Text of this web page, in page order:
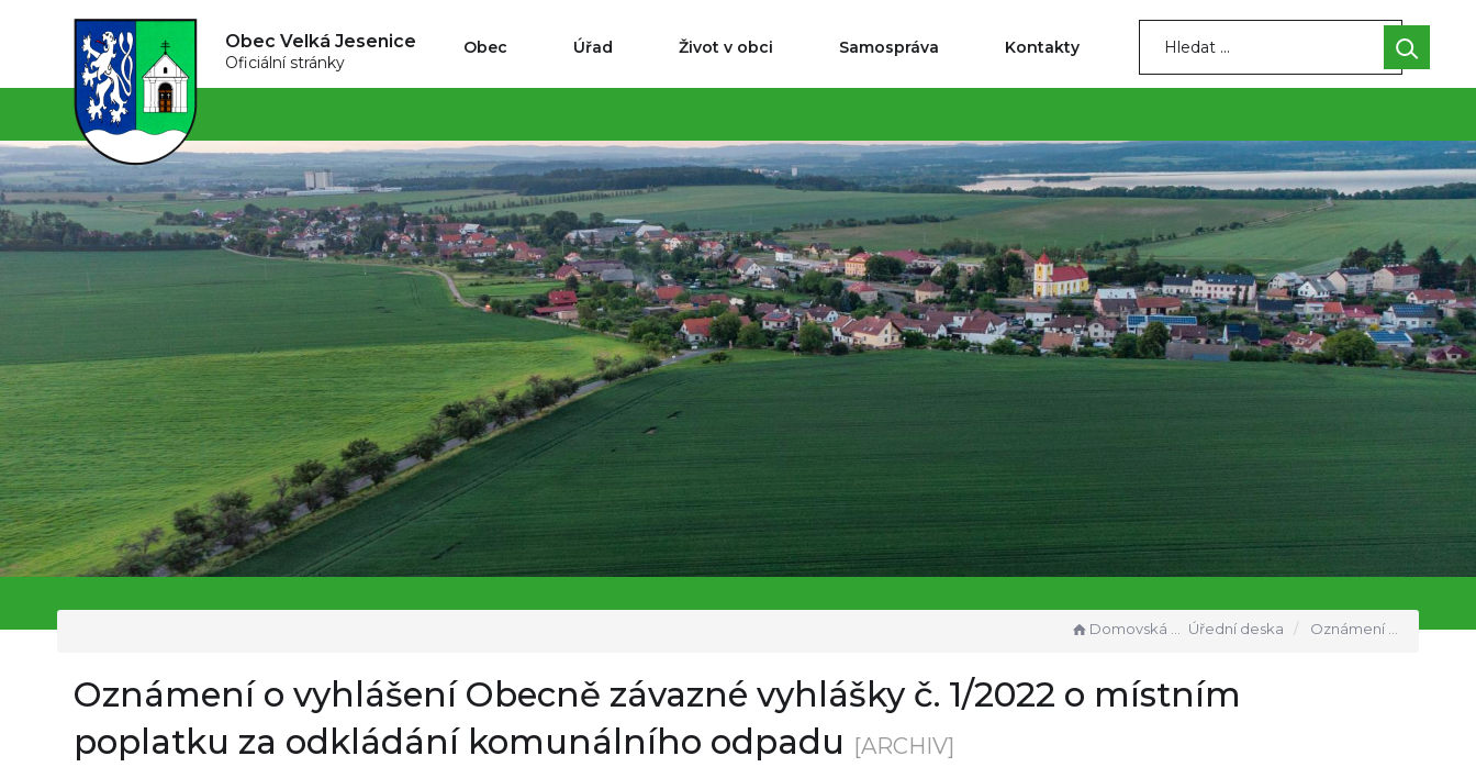
Obec Velká Jesenice
Oficiální stránky
Obec Úřad Život v obci Samospráva Kontakty
Domovská stránka Úřední deska Oznámení o vyhlášení Obecně závazné vyhlášky č. 1/2022 o místním poplatku za odkládání komunálního odpadu
Oznámení o vyhlášení Obecně závazné vyhlášky č. 1/2022 o místním
poplatku za odkládání komunálního odpadu [ARCHIV]